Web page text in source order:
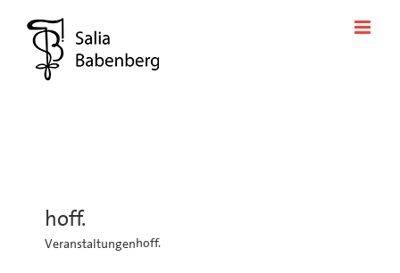
Inhalt
springen
hoff.
Veranstaltungenhoff.